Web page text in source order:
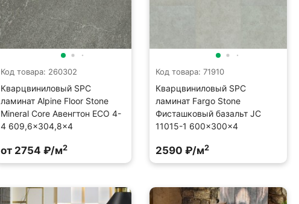
Код товара: 260302
Кварцвиниловый SPC
ламинат Alpine Floor Stone
Mineral Core Авенгтон ECO 4-
4 609,6×304,8×4
от 2754 ₽/м2
Код товара: 71910
Кварцвиниловый SPC
ламинат Fargo Stone
Фисташковый базальт JC
11015-1 600×300×4
2590 ₽/м2